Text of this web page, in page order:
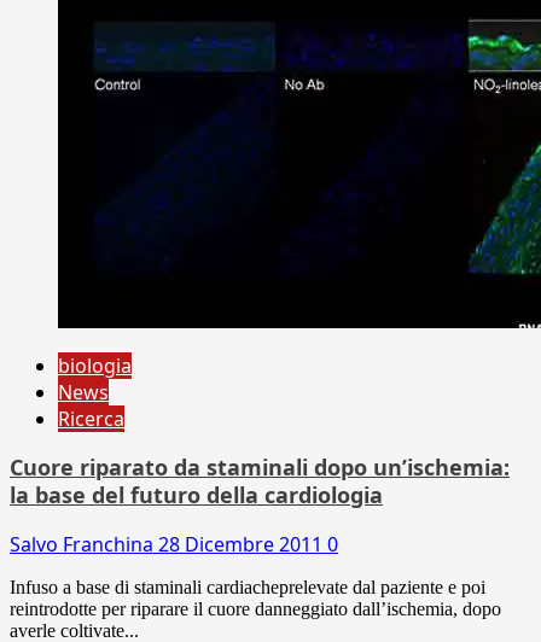
biologia
News
Ricerca
Cuore riparato da staminali dopo un’ischemia:
la base del futuro della cardiologia
Salvo Franchina 28 Dicembre 2011 0
Infuso a base di staminali cardiacheprelevate dal paziente e poi
reintrodotte per riparare il cuore danneggiato dall’ischemia, dopo
averle coltivate...